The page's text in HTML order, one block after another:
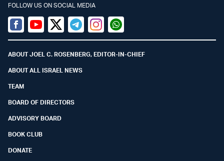
FOLLOW US ON SOCIAL MEDIA
Facebook
YoutubeTwitter (X)
TelegramInstagramWhatsapp
ABOUT JOEL C. ROSENBERG, EDITOR-IN-CHIEF
ABOUT ALL ISRAEL NEWS
TEAM
BOARD OF DIRECTORS
ADVISORY BOARD
BOOK CLUB
DONATE